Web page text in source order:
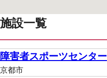
施設一覧
障害者スポーツセンター
京都市